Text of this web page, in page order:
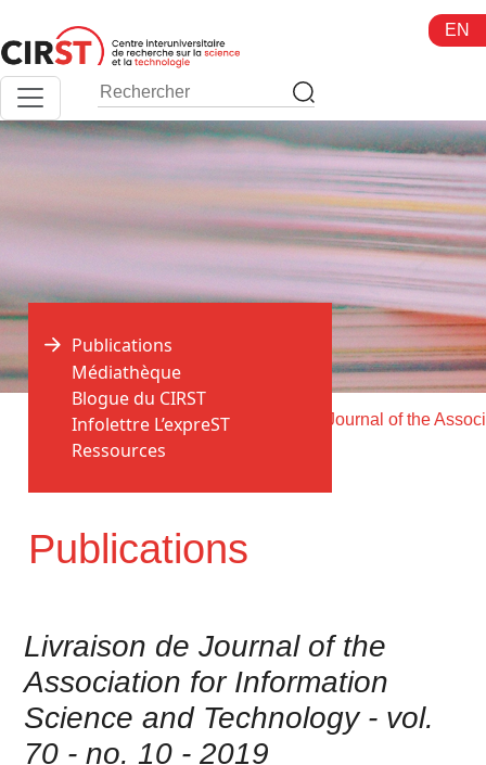
au
contenu
EN
Accueil > Publications >
Publications
Publications
Médiathèque
Blogue du CIRST
Infolettre L’expreST
Ressources
Livraison de Journal of the
Association for Information
Science and Technology - vol.
70 - no. 10 - 2019